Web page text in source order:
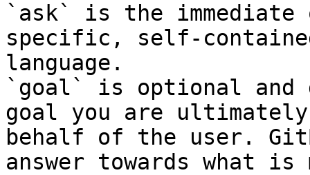
`ask` is the
specific, self-
language.
`goal` is optional and
goal you are
behalf of the user.
answer towards what